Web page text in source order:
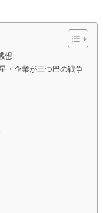
想
・企業が三つ巴の戦争